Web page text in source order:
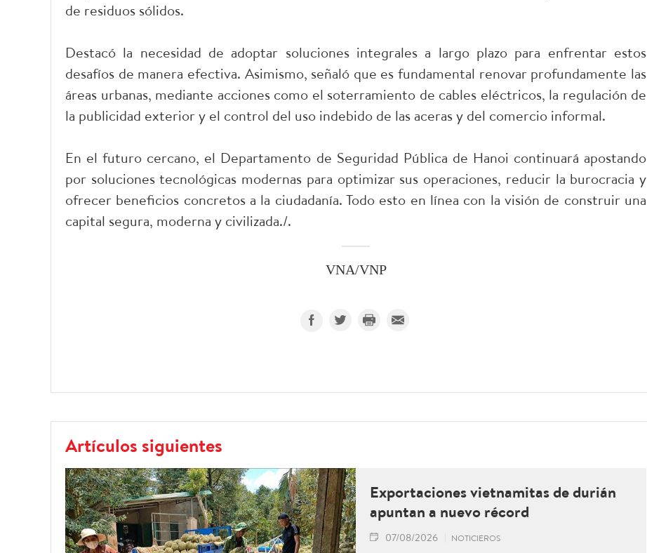
de residuos sólidos.
Destacó la necesidad de adoptar soluciones integrales a largo plazo para enfrentar estos
desafíos de manera efectiva. Asimismo, señaló que es fundamental renovar profundamente las
áreas urbanas, mediante acciones como el soterramiento de cables eléctricos, la regulación de
la publicidad exterior y el control del uso indebido de las aceras y del comercio informal.
En el futuro cercano, el Departamento de Seguridad Pública de Hanoi continuará apostando
por soluciones tecnológicas modernas para optimizar sus operaciones, reducir la burocracia y
ofrecer beneficios concretos a la ciudadanía. Todo esto en línea con la visión de construir una
capital segura, moderna y civilizada./.
VNA/VNP
Artículos siguientes
Exportaciones vietnamitas de durián
apuntan a nuevo récord
07/08/2026 NOTICIEROS